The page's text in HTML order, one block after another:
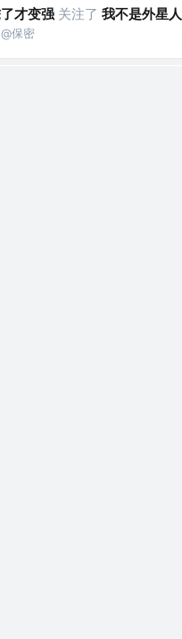
才变强 关注了 我不是外星人
保密